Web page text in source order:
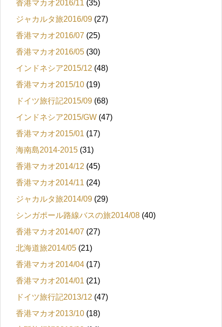
香港マカオ2016/11 (35)
ジャカルタ旅2016/09 (27)
香港マカオ2016/07 (25)
香港マカオ2016/05 (30)
インドネシア2015/12 (48)
香港マカオ2015/10 (19)
ドイツ旅行記2015/09 (68)
インドネシア2015/GW (47)
香港マカオ2015/01 (17)
海南島2014-2015 (31)
香港マカオ2014/12 (45)
香港マカオ2014/11 (24)
ジャカルタ旅2014/09 (29)
シンガポール路線バスの旅2014/08 (40)
香港マカオ2014/07 (27)
北海道旅2014/05 (21)
香港マカオ2014/04 (17)
香港マカオ2014/01 (21)
ドイツ旅行記2013/12 (47)
香港マカオ2013/10 (18)